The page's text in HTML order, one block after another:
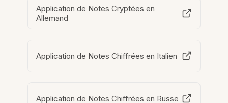
Application de Notes Cryptées en
Allemand
Application de Notes Chiffrées en Italien
Application de Notes Chiffrées en Russe